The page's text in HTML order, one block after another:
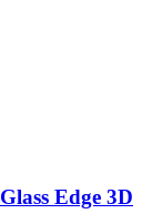
Edge 3D